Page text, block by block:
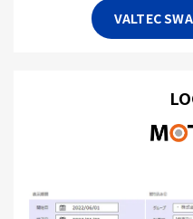
VALTEC